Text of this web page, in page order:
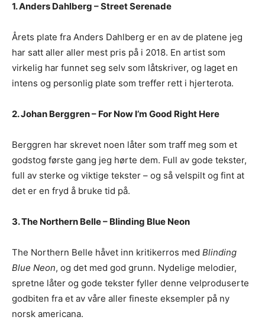
1. Anders Dahlberg – Street Serenade
Årets plate fra Anders Dahlberg er en av de platene jeg
har satt aller aller mest pris på i 2018. En artist som
virkelig har funnet seg selv som låtskriver, og laget en
intens og personlig plate som treffer rett i hjerterota.
2. Johan Berggren – For Now I’m Good Right Here
Berggren har skrevet noen låter som traff meg som et
godstog første gang jeg hørte dem. Full av gode tekster,
full av sterke og viktige tekster – og så velspilt og fint at
det er en fryd å bruke tid på.
3. The Northern Belle – Blinding Blue Neon
The Northern Belle håvet inn kritikerros med Blinding
Blue Neon, og det med god grunn. Nydelige melodier,
spretne låter og gode tekster fyller denne velproduserte
godbiten fra et av våre aller fineste eksempler på ny
norsk americana.